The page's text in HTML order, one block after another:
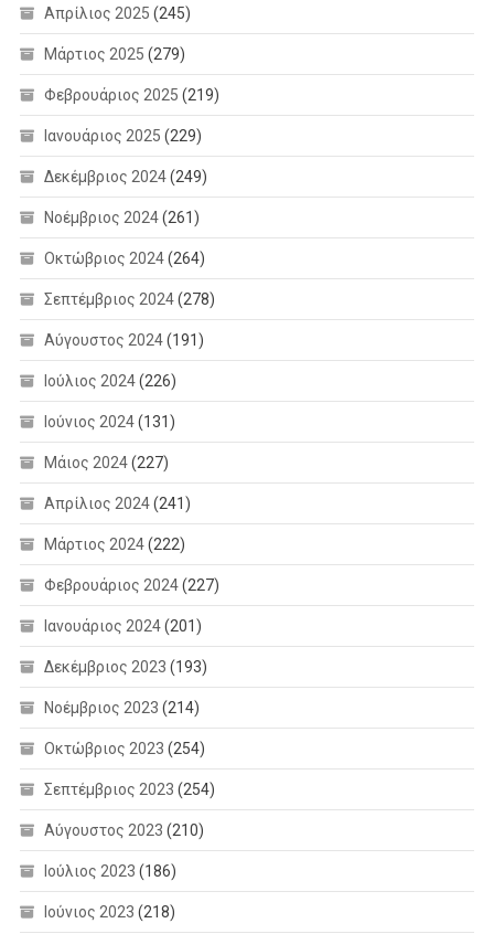
Απρίλιος 2025 (245)
Μάρτιος 2025 (279)
Φεβρουάριος 2025 (219)
Ιανουάριος 2025 (229)
Δεκέμβριος 2024(249)
Νοέμβριος 2024(261)
Οκτώβριος 2024(264)
Σεπτέμβριος 2024(278)
Αύγουστος 2024(191)
Ιούλιος 2024(226)
Ιούνιος 2024(131)
Μάιος 2024(227)
Απρίλιος 2024(241)
Μάρτιος 2024(222)
Φεβρουάριος 2024(227)
Ιανουάριος 2024(201)
Δεκέμβριος 2023 (193)
Νοέμβριος 2023 (214)
Οκτώβριος 2023 (254)
Σεπτέμβριος 2023 (254)
Αύγουστος 2023 (210)
Ιούλιος 2023 (186)
Ιούνιος 2023 (218)